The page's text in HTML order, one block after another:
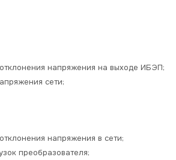
напряжения на выходе ИБЭП;
сети;
напряжения в сети;
преобразователя;